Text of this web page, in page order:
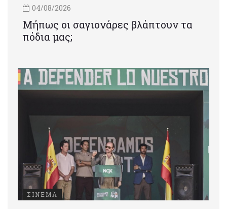
04/08/2026
Μήπως οι σαγιονάρες βλάπτουν τα
πόδια μας;
ΣΙΝΕΜΑ